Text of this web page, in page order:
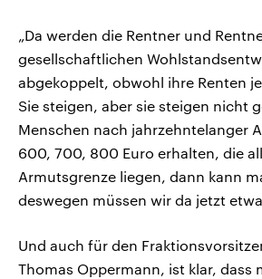
„Da werden die Rentner und
gesellschaftlichen
abgekoppelt, obwohl ihre Renten
Sie steigen, aber sie steigen nicht
Menschen nach jahrzehntelanger
600, 700, 800 Euro erhalten, die
Armutsgrenze liegen, dann kann
deswegen müssen wir da jetzt
Und auch für den
Thomas Oppermann, ist klar, dass